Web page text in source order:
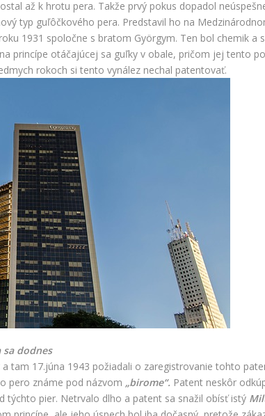
až k hrotu pera. Takže prvý pokus dopadol
typ guľôčkového pera. Predstavil ho na
1931 spoločne s bratom Györgym. Ten bol chemik a
princípe otáčajúcej sa guľky v obale, pričom jej tento
rokoch si tento vynález nechal patentovať.
sa dodnes
tam 17.júna 1943 požiadali o zaregistrovanie tohto
pero známe pod názvom „birome“. Patent neskôr
týchto pier. Netrvalo dlho a patent sa snažil obísť istý